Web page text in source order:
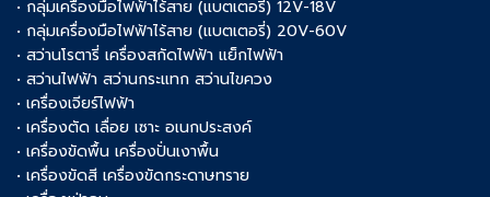
• กลุ่มเครื่องมือไฟฟ้าไร้สาย (แบตเตอรี่) 12V-18V
• กลุ่มเครื่องมือไฟฟ้าไร้สาย (แบตเตอรี่) 20V-60V
• สว่านโรตารี่ เครื่องสกัดไฟฟ้า แย็กไฟฟ้า
• สว่านไฟฟ้า สว่านกระแทก สว่านไขควง
• เครื่องเจียร์ไฟฟ้า
• เครื่องตัด เลื่อย เซาะ อเนกประสงค์
• เครื่องขัดพื้น เครื่องปั่นเงาพื้น
• เครื่องขัดสี เครื่องขัดกระดาษทราย